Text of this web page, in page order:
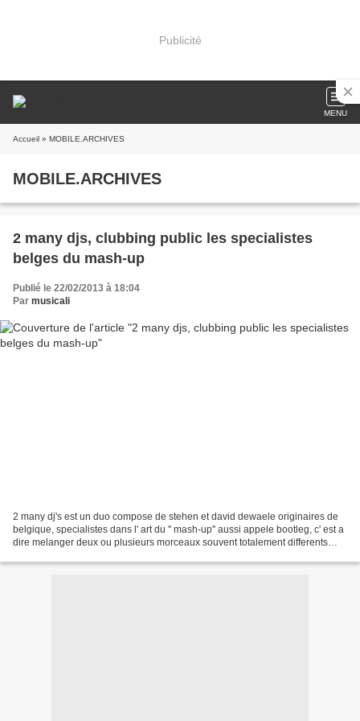
Publicité
MENU
Accueil » MOBILE.ARCHIVES
MOBILE.ARCHIVES
2 many djs, clubbing public les specialistes
belges du mash-up
Publié le 22/02/2013 à 18:04
Par musicali
2 many dj's est un duo compose de stehen et david dewaele originaires de
belgique, specialistes dans l' art du '' mash-up'' aussi appele bootleg, c' est a
dire melanger deux ou plusieurs morceaux souvent totalement differents